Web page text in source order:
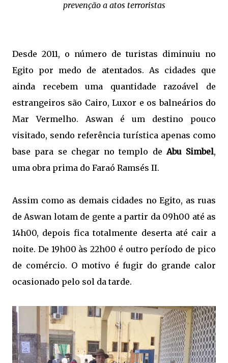
prevenção a atos terroristas
Desde 2011, o número de turistas diminuiu no
Egito por medo de atentados. As cidades que
ainda recebem uma quantidade razoável de
estrangeiros são Cairo, Luxor e os balneários do
Mar Vermelho. Aswan é um destino pouco
visitado, sendo referência turística apenas como
base para se chegar no templo de Abu Simbel,
uma obra prima do Faraó Ramsés II.
Assim como as demais cidades no Egito, as ruas
de Aswan lotam de gente a partir da 09h00 até as
14h00, depois fica totalmente deserta até cair a
noite. De 19h00 às 22h00 é outro período de pico
de comércio. O motivo é fugir do grande calor
ocasionado pelo sol da tarde.